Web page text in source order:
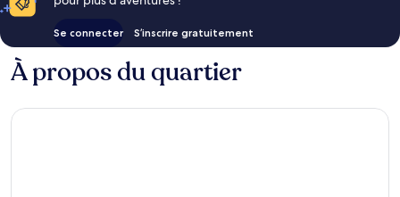
Se connecter S’inscrire gratuitement
À propos du quartier